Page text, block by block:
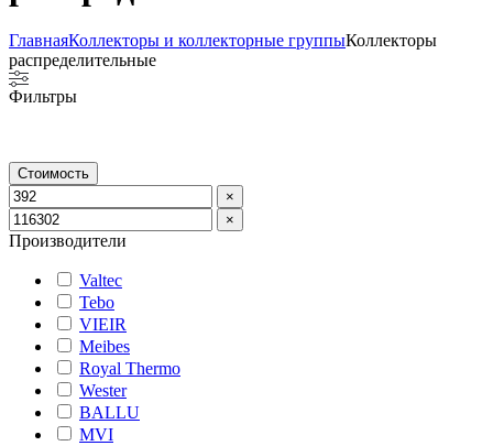
ГлавнаяКоллекторы и коллекторные группыКоллекторы
распределительные
Фильтры
Стоимость
×
×
Производители
Valtec
Tebo
VIEIR
Meibes
Royal Thermo
Wester
BALLU
MVI